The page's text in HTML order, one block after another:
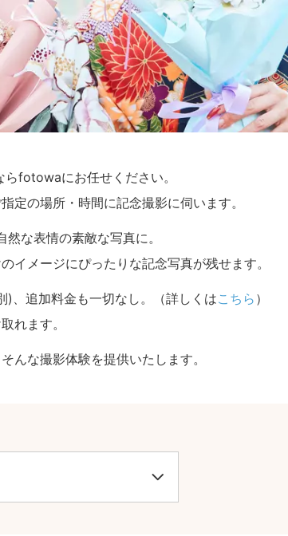
fotowaにお任せください。
定の場所・時間に記念撮影に伺います。
な表情の素敵な写真に。
イメージにぴったりな記念写真が残せます。
)、追加料金も一切なし。（詳しくはこちら ）
れます。
んな撮影体験を提供いたします。